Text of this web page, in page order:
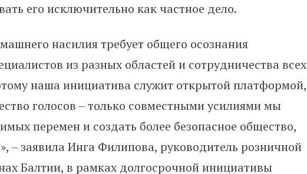
его исключительно как частное дело.
насилия требует общего осознания
из разных областей и сотрудничества всех
наша инициатива служит открытой платформой,
голосов – только совместными усилиями мы
перемен и создать более безопасное общество,
– заявила Инга Филипова, руководитель розничной
Балтии, в рамках долгосрочной инициативы